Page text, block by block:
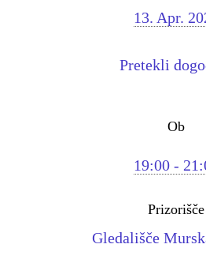
13. Apr.
Pretekli
Ob
19:00 -
Prizorišče
Gledališče